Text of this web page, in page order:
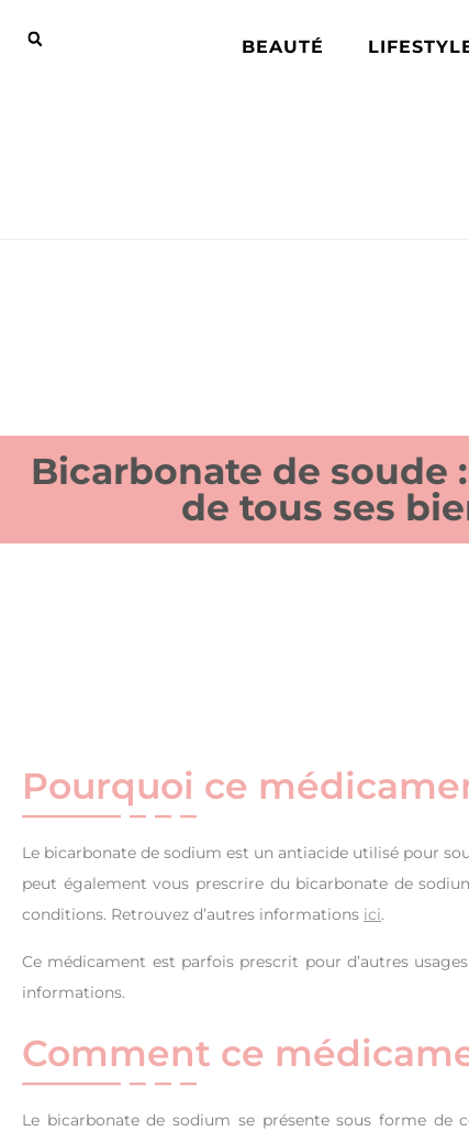
BEAUTÉ
Bicarbonate de soude
de tous ses
Pourquoi ce
Le bicarbonate de sodium est un antiacide utilisé pour
peut également vous prescrire du bicarbonate de
conditions. Retrouvez d’autres informations ici.
Ce médicament est parfois prescrit pour d’autres
informations.
Comment ce
Le bicarbonate de sodium se présente sous forme